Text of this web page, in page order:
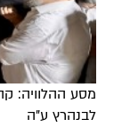
מסע ההלוויה:
לבנהרץ ע"ה